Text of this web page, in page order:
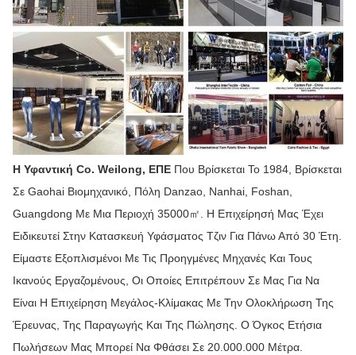
Η Υφαντική Co. Weilong, ΕΠΕ Που Βρίσκεται Το 1984, Βρίσκεται
Σε Gaohai Βιομηχανικό, Πόλη Danzao, Nanhai, Foshan,
Guangdong Με Μια Περιοχή 35000㎡. Η Επιχείρησή Μας Έχει
Ειδικευτεί Στην Κατασκευή Υφάσματος Τζιν Για Πάνω Από 30 Έτη.
Είμαστε Εξοπλισμένοι Με Τις Προηγμένες Μηχανές Και Τους
Ικανούς Εργαζομένους, Οι Οποίες Επιτρέπουν Σε Μας Για Να
Είναι Η Επιχείρηση Μεγάλος-Κλίμακας Με Την Ολοκλήρωση Της
Έρευνας, Της Παραγωγής Και Της Πώλησης. Ο Όγκος Ετήσια
Πωλήσεων Μας Μπορεί Να Φθάσει Σε 20.000.000 Μέτρα.